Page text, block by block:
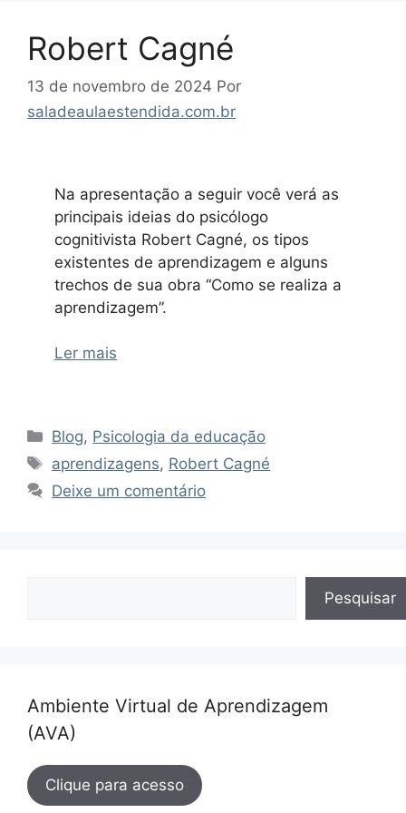
Robert Cagné
13 de novembro de 2024 Por
saladeaulaestendida.com.br
Na apresentação a seguir você verá as
principais ideias do psicólogo
cognitivista Robert Cagné, os tipos
existentes de aprendizagem e alguns
trechos de sua obra “Como se realiza a
aprendizagem”.
Ler mais
Categorias
Blog, Psicologia da educação
Tags
aprendizagens, Robert Cagné
Deixe um comentário
Pesquisar
Ambiente Virtual de Aprendizagem
(AVA)
Clique para acesso